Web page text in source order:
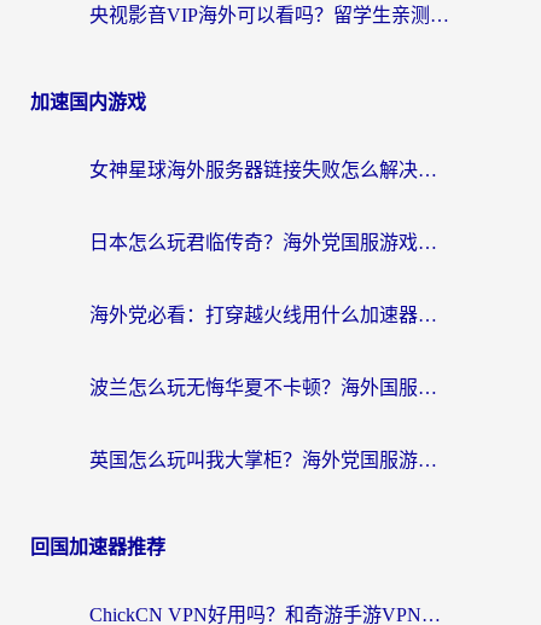
央视影音VIP海外可以看吗？留学生亲测有效的回国加速器选择指南
加速国内游戏
女神星球海外服务器链接失败怎么解决？海外党国服游戏加速避坑指南
日本怎么玩君临传奇？海外党国服游戏加速避坑指南（附菲律宾欧洲玩家实测）
海外党必看：打穿越火线用什么加速器？解决延迟卡顿，还能玩奇妙拼图世界和第五人格
波兰怎么玩无悔华夏不卡顿？海外国服游戏加速器终极指南（附征途2萤火突击解决方案）
英国怎么玩叫我大掌柜？海外党国服游戏加速避坑指南（附实测推荐）
回国加速器推荐
ChickCN VPN好用吗？和奇游手游VPN对比哪个回国效果更好？海外党亲测实用指南